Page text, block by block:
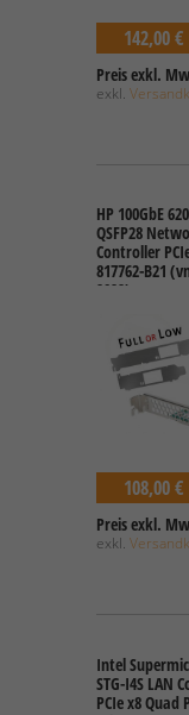
142,00 €
Preis exkl.
exkl.
HP 100GbE
QSFP28
Controller
817762-B21
2022)
108,00 €
Preis exkl.
exkl.
Intel
STG-I4S LAN
PCIe x8 Quad